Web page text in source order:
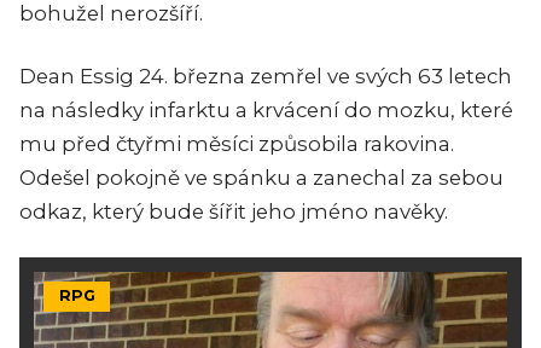
bohužel nerozšíří.
Dean Essig 24. března zemřel ve svých 63 letech
na následky infarktu a krvácení do mozku, které
mu před čtyřmi měsíci způsobila rakovina.
Odešel pokojně ve spánku a zanechal za sebou
odkaz, který bude šířit jeho jméno navěky.
RPG